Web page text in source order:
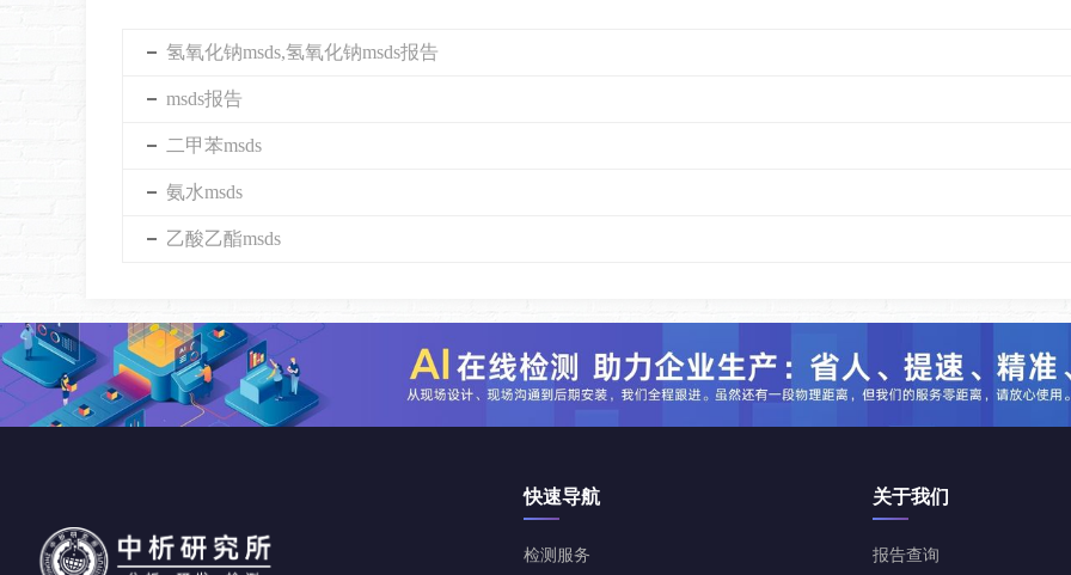
氢氧化钠msds,氢氧化钠msds报告
msds报告
二甲苯msds
氨水msds
乙酸乙酯msds
快速导航
检测服务
关于我们
报告查询